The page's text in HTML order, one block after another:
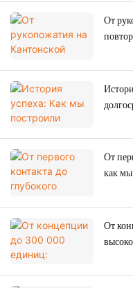
От
От
как
один
От